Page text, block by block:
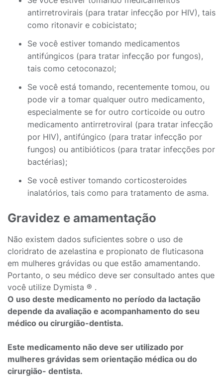
antirretrovirais (para tratar infecção por HIV), tais
como ritonavir e cobicistato;
Se você estiver tomando medicamentos
antifúngicos (para tratar infecção por fungos),
tais como cetoconazol;
Se você está tomando, recentemente tomou, ou
pode vir a tomar qualquer outro medicamento,
especialmente se for outro corticoide ou outro
medicamento antirretroviral (para tratar infecção
por HIV), antifúngico (para tratar infecção por
fungos) ou antibióticos (para tratar infecções por
bactérias);
Se você estiver tomando corticosteroides
inalatórios, tais como para tratamento de asma.
Gravidez e amamentação
Não existem dados suficientes sobre o uso de
cloridrato de azelastina e propionato de fluticasona
em mulheres grávidas ou que estão amamentando.
Portanto, o seu médico deve ser consultado antes que
você utilize Dymista ® .
O uso deste medicamento no período da lactação
depende da avaliação e acompanhamento do seu
médico ou cirurgião-dentista.
Este medicamento não deve ser utilizado por
mulheres grávidas sem orientação médica ou do
cirurgião- dentista.